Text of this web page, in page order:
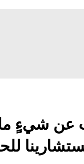
عن شيءٍ ما